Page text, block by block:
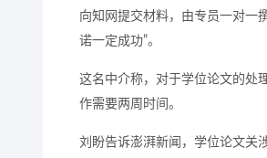
向知网提交材料，由专员一对一
诺一定成功”。
这名中介称，对于学位论文的处
作需要两周时间。
刘盼告诉澎湃新闻，学位论文关